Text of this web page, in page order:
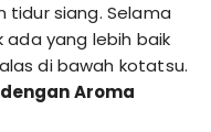
tidur siang. Selama
ada yang lebih baik
di bawah kotatsu.
Aroma